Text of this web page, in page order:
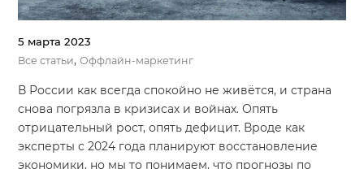
5 марта 2023
Все статьи,Оффлайн-маркетинг
В России как всегда спокойно не живётся, и страна
снова погрязла в кризисах и войнах. Опять
отрицательный рост, опять дефицит. Вроде как
эксперты с 2024 года планируют восстановление
экономики, но мы то понимаем, что прогнозы по